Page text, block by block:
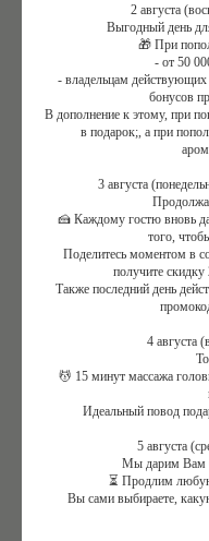
КАК СПА
ФОН
Массаж снижает
кровообращение и
джакузи, купели
восстановить
систему.
2 августа
Выгодный день
🎁 При
- от 50
- владельцам
бонусов
В дополнение к этому, при
в подарок;, а при
3 августа
🍰 Каждому гостю вновь
того,
Поделитесь моментом в
получите
Также последний день
4 августа
💆 15 минут массажа
Идеальный повод
5 августа
Мы дарим Вам
⏳ Продлим
Вы сами выбираете,